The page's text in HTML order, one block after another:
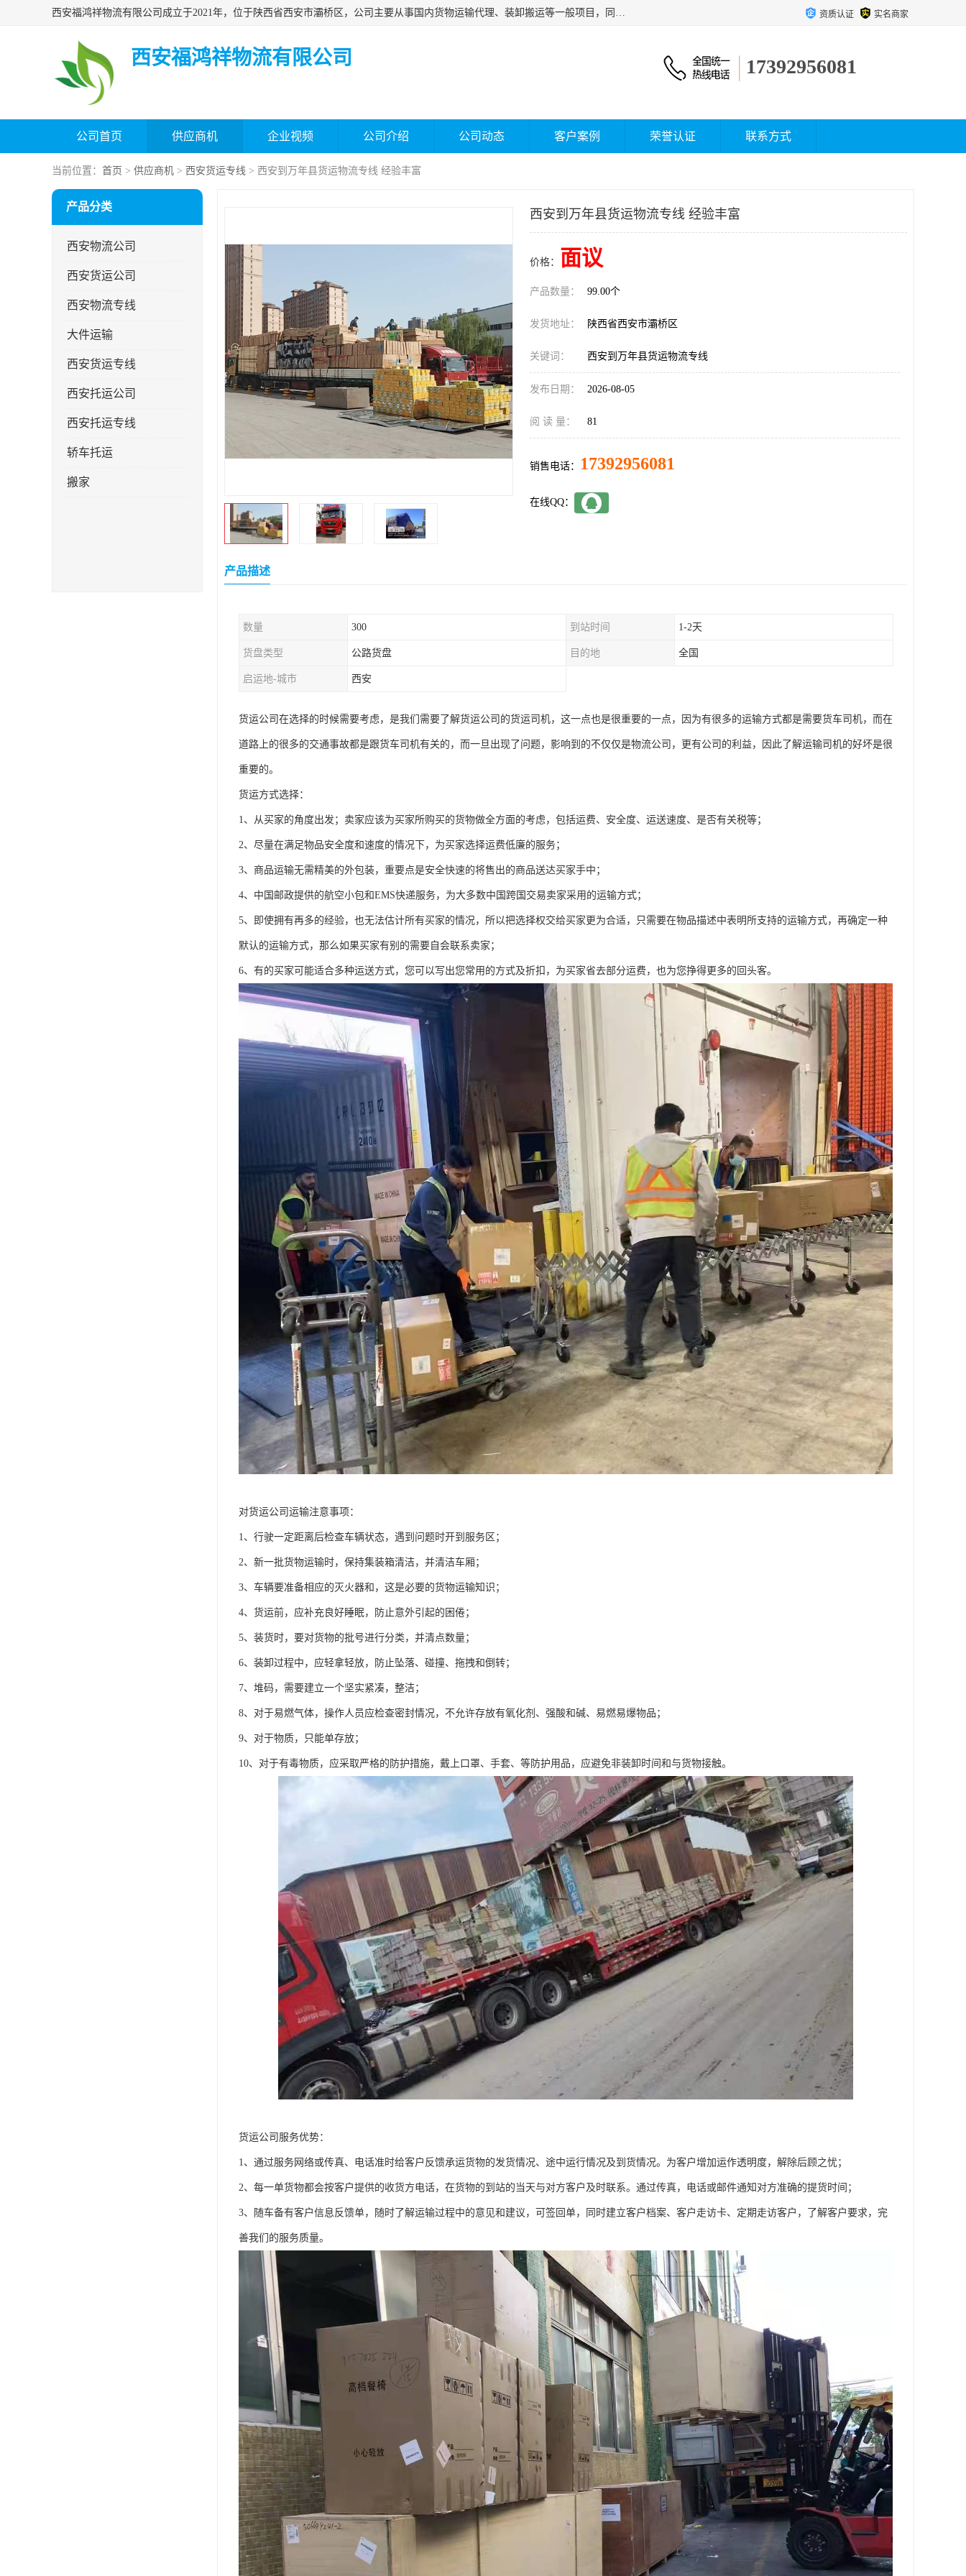
西安福鸿祥物流有限公司成立于2021年，位于陕西省西安市灞桥区，公司主要从事国内货物运输代理、装卸搬运等一般项目，同时具备道路货物运输（不含危险货物）的许可资质。凭借专业的物流服务和*的运输能力，公司致力于为客户提供安全、可靠的物流解决方案，满足多样化的运输需求，助力企业*运营。 资质认证 实名商家
西安福鸿祥物流有限公司 17392956081
公司首页 供应商机 企业视频 公司介绍 公司动态 客户案例 荣誉认证 联系方式
当前位置： 首页 > 供应商机 > 西安货运专线 > 西安到万年县货运物流专线 经验丰富
产品分类
西安物流公司
西安货运公司
西安物流专线
大件运输
西安货运专线
西安托运公司
西安托运专线
轿车托运
搬家
西安到万年县货运物流专线 经验丰富
价格： 面议
产品数量： 99.00个
发货地址： 陕西省西安市灞桥区
关键词： 西安到万年县货运物流专线
发布日期： 2026-08-05
阅 读 量： 81
销售电话： 17392956081
在线QQ：
产品描述
数量 300 到站时间 1-2天
货盘类型 公路货盘 目的地 全国
启运地-城市 西安
货运公司在选择的时候需要考虑，是我们需要了解货运公司的货运司机，这一点也是很重要的一点，因为有很多的运输方式都是需要货车司机，而在
道路上的很多的交通事故都是跟货车司机有关的，而一旦出现了问题，影响到的不仅仅是物流公司，更有公司的利益，因此了解运输司机的好坏是很
重要的。
货运方式选择：
1、从买家的角度出发；卖家应该为买家所购买的货物做全方面的考虑，包括运费、安全度、运送速度、是否有关税等；
2、尽量在满足物品安全度和速度的情况下，为买家选择运费低廉的服务；
3、商品运输无需精美的外包装，重要点是安全快速的将售出的商品送达买家手中；
4、中国邮政提供的航空小包和EMS快递服务，为大多数中国跨国交易卖家采用的运输方式；
5、即使拥有再多的经验，也无法估计所有买家的情况，所以把选择权交给买家更为合适，只需要在物品描述中表明所支持的运输方式，再确定一种
默认的运输方式，那么如果买家有别的需要自会联系卖家；
6、有的买家可能适合多种运送方式，您可以写出您常用的方式及折扣，为买家省去部分运费，也为您挣得更多的回头客。
对货运公司运输注意事项：
1、行驶一定距离后检查车辆状态，遇到问题时开到服务区；
2、新一批货物运输时，保持集装箱清洁，并清洁车厢；
3、车辆要准备相应的灭火器和，这是必要的货物运输知识；
4、货运前，应补充良好睡眠，防止意外引起的困倦；
5、装货时，要对货物的批号进行分类，并清点数量；
6、装卸过程中，应轻拿轻放，防止坠落、碰撞、拖拽和倒转；
7、堆码，需要建立一个坚实紧凑，整洁；
8、对于易燃气体，操作人员应检查密封情况，不允许存放有氧化剂、强酸和碱、易燃易爆物品；
9、对于物质，只能单存放；
10、对于有毒物质，应采取严格的防护措施，戴上口罩、手套、等防护用品，应避免非装卸时间和与货物接触。
货运公司服务优势：
1、通过服务网络或传真、电话准时给客户反馈承运货物的发货情况、途中运行情况及到货情况。为客户增加运作透明度，解除后顾之忧；
2、每一单货物都会按客户提供的收货方电话，在货物的到站的当天与对方客户及时联系。通过传真，电话或邮件通知对方准确的提货时间；
3、随车备有客户信息反馈单，随时了解运输过程中的意见和建议，可签回单，同时建立客户档案、客户走访卡、定期走访客户，了解客户要求，完
善我们的服务质量。